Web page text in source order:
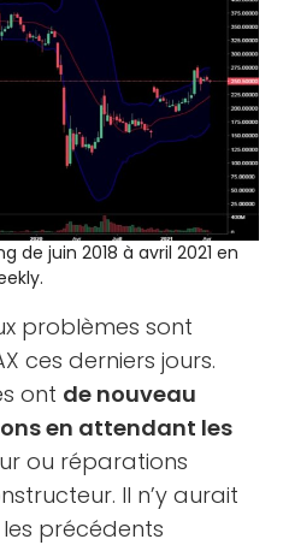
de juin 2018 à avril 2021 en
problèmes sont
ces derniers jours.
ont de nouveau
en attendant les
ou réparations
Il n’y aurait
précédents